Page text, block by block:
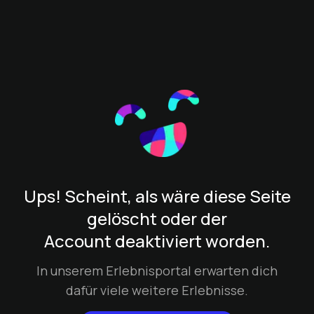
Ups! Scheint, als wäre diese Seite
gelöscht oder der
Account deaktiviert worden.
In unserem Erlebnisportal erwarten dich
dafür viele weitere Erlebnisse.